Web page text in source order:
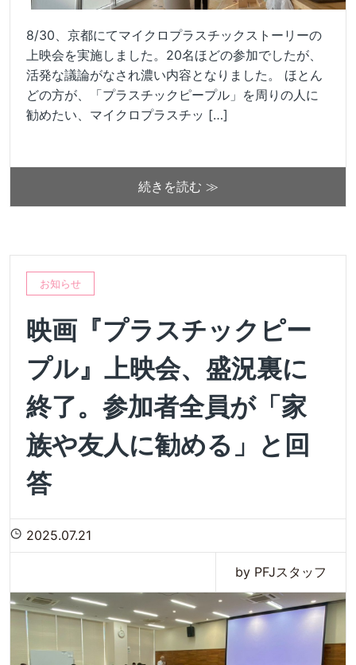
8/30、京都にてマイクロプラスチックストーリーの
上映会を実施しました。20名ほどの参加でしたが、
活発な議論がなされ濃い内容となりました。 ほとん
どの方が、「プラスチックピープル」を周りの人に
勧めたい、マイクロプラスチッ […]
続きを読む ≫
お知らせ
映画『プラスチックピー
プル』上映会、盛況裏に
終了。参加者全員が「家
族や友人に勧める」と回
答
2025.07.21
by PFJスタッフ